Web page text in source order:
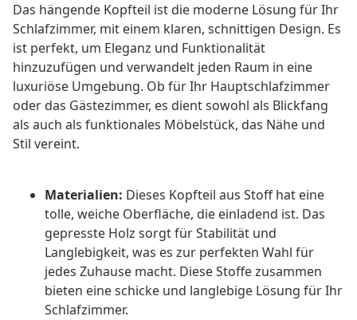
Das hängende Kopfteil ist die moderne Lösung für Ihr
Schlafzimmer, mit einem klaren, schnittigen Design. Es
ist perfekt, um Eleganz und Funktionalität
hinzuzufügen und verwandelt jeden Raum in eine
luxuriöse Umgebung. Ob für Ihr Hauptschlafzimmer
oder das Gästezimmer, es dient sowohl als Blickfang
als auch als funktionales Möbelstück, das Nähe und
Stil vereint.
Materialien: Dieses Kopfteil aus Stoff hat eine
tolle, weiche Oberfläche, die einladend ist. Das
gepresste Holz sorgt für Stabilität und
Langlebigkeit, was es zur perfekten Wahl für
jedes Zuhause macht. Diese Stoffe zusammen
bieten eine schicke und langlebige Lösung für Ihr
Schlafzimmer.